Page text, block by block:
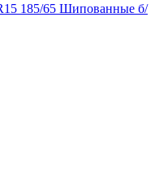
185/65 Шипованные б/